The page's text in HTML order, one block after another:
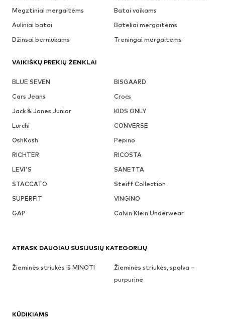
Megztiniai mergaitėms
Batai vaikams
Auliniai batai
Bateliai mergaitėms
Džinsai berniukams
Treningai mergaitėms
VAIKIŠKŲ PREKIŲ ŽENKLAI
BLUE SEVEN
BISGAARD
Cars Jeans
Crocs
Jack & Jones Junior
KIDS ONLY
Lurchi
CONVERSE
OshKosh
Pepino
RICHTER
RICOSTA
LEVI'S
SANETTA
STACCATO
Steiff Collection
SUPERFIT
VINGINO
GAP
Calvin Klein Underwear
KŪDIKIAMS
ATRASK DAUGIAU SUSIJUSIŲ KATEGORIJŲ
Žieminės striukės iš MINOTI
Žieminės striukės, spalva –
purpurinė